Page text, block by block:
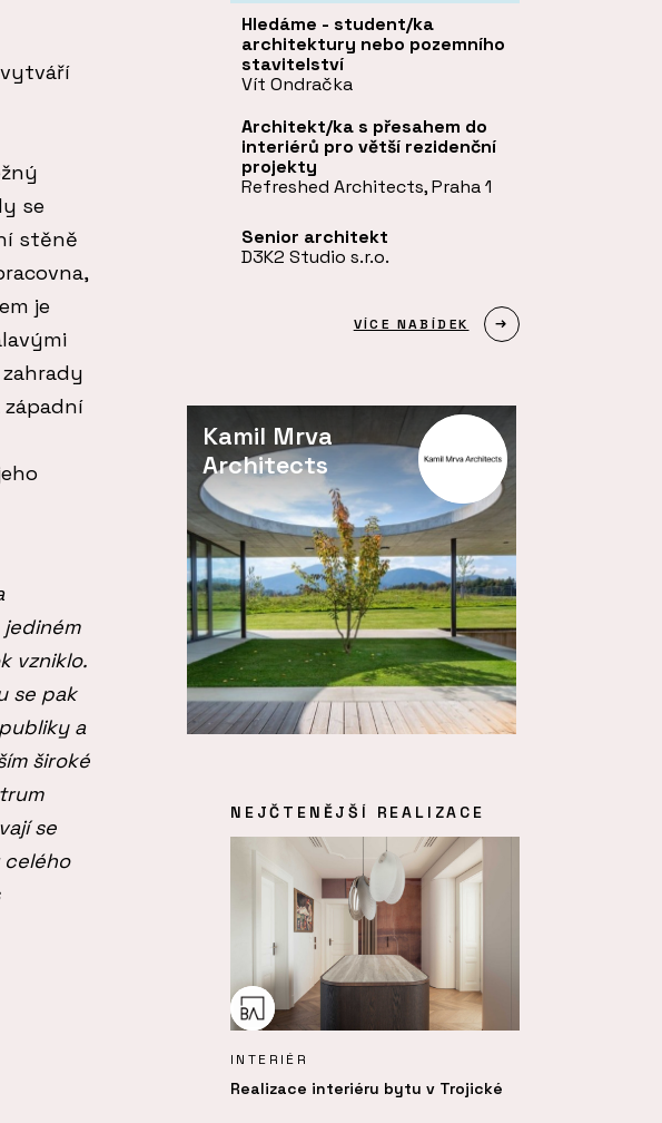
se
stěně
je
vzniklo.
se pak
a
široké
se
Hledáme - student/ka
architektury nebo pozemního
stavitelství
Vít Ondračka
Architekt/ka s přesahem do
interiérů pro větší rezidenční
projekty
Refreshed Architects, Praha 1
Senior architekt
D3K2 Studio s.r.o.
VÍCE NABÍDEK
Kamil Mrva
Architects
NEJČTENĚJŠÍ REALIZACE
INTERIÉR
Realizace interiéru bytu v Trojické